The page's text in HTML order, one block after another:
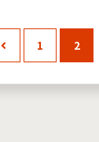
1 2